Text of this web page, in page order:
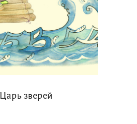
Царь зверей